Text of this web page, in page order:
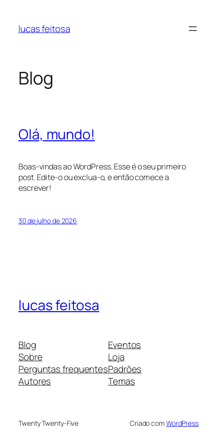
lucas feitosa
Blog
Olá, mundo!
Boas-vindas ao WordPress. Esse é o seu primeiro
post. Edite-o ou exclua-o, e então comece a
escrever!
30 de julho de 2026
lucas feitosa
Blog
Sobre
Perguntas frequentes
Autores
Eventos
Loja
Padrões
Temas
Twenty Twenty-Five Criado com WordPress